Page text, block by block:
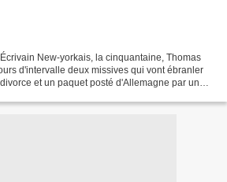
New-yorkais, la cinquantaine, Thomas
d'intervalle deux missives qui vont ébranler
et un paquet posté d'Allemagne par un